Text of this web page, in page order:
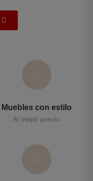
Muebles con estilo
Al mejor precio